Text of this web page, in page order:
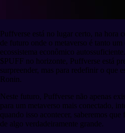
Puffverse está no lugar certo, na hora
de futuro onde o metaverso é tanto
ecossistema econômico
$PUFF no horizonte, Puffverse está
surpreender, mas para redefinir o que
Ronin.
Neste futuro, Puffverse não apenas
para um metaverso mais conectado,
quando isso acontecer, saberemos
de algo verdadeiramente grande.